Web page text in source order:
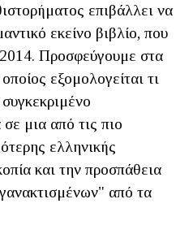
επιβάλλει να
εκείνο βιβλίο, που
Προσφεύγουμε στα
εξομολογείται τι
μια από τις πιο
ελληνικής
και την προσπάθεια
από τα